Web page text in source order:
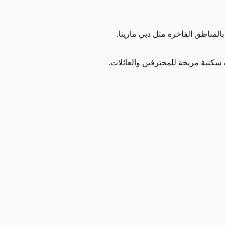
الفاخرة مثل دبي مارينا.
مريحة للمحترفين والعائلات.